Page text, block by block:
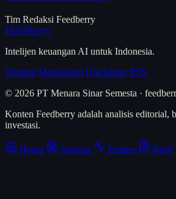
Tim Redaksi Feedberry
FEEDberry
Intelijen keuangan AI untuk Indonesia.
Tentang Metodologi Disclaimer RSS
© 2026 PT Menara Sinar Semesta ·
Konten Feedberry adalah analisis editorial,
investasi.
Home Analisis Emiten Brief